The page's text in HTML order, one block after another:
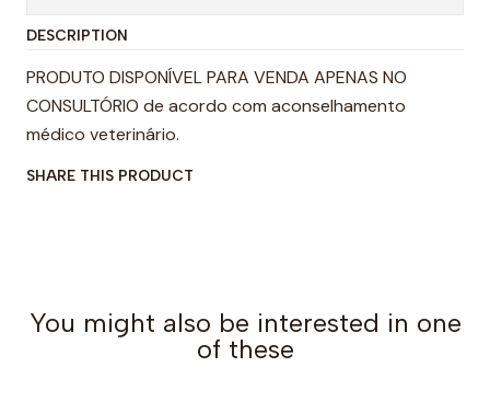
DESCRIPTION
PRODUTO DISPONÍVEL PARA VENDA APENAS NO
CONSULTÓRIO de acordo com aconselhamento
médico veterinário.
SHARE THIS PRODUCT
You might also be interested in one
of these